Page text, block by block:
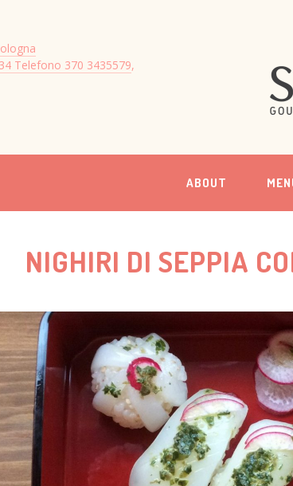
Telefono 370 3435579,
ABOUT
NIGHIRI DI SEPPIA